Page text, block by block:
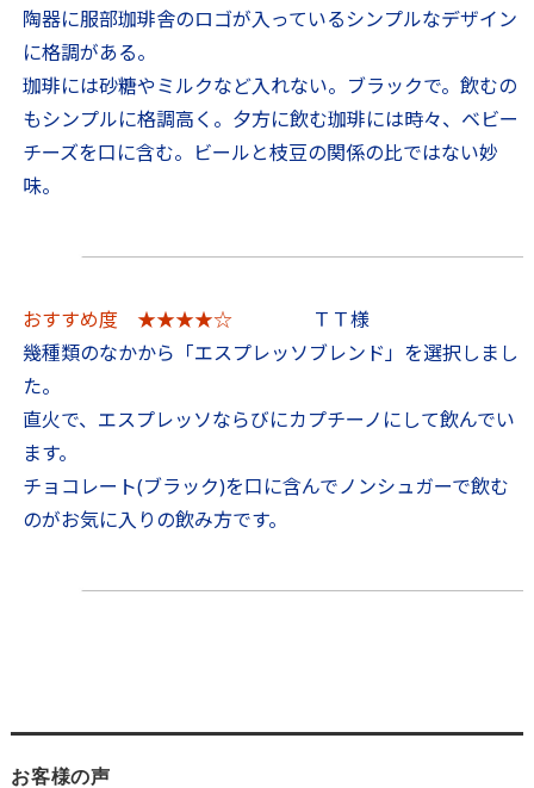
陶器に服部珈琲舎のロゴが入っているシンプルなデザイン
に格調がある。
珈琲には砂糖やミルクなど入れない。ブラックで。飲むの
もシンプルに格調高く。夕方に飲む珈琲には時々、ベビー
チーズを口に含む。ビールと枝豆の関係の比ではない妙
味。
おすすめ度 ★★★★☆
ＴＴ様
幾種類のなかから「エスプレッソブレンド」を選択しまし
た。
直火で、エスプレッソならびにカプチーノにして飲んでい
ます。
チョコレート(ブラック)を口に含んでノンシュガーで飲む
のがお気に入りの飲み方です。
お客様の声